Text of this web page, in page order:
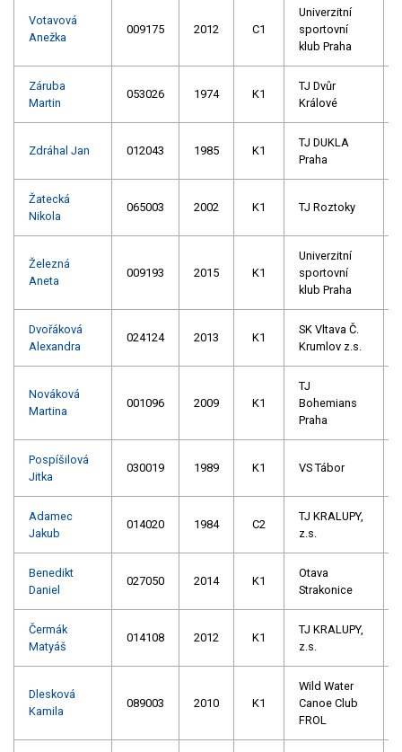
Votavová
Anežka
009175 2012 C1
Univerzitní
sportovní
klub Praha
Záruba
Martin
053026 1974 K1
TJ Dvůr
Králové
Zdráhal Jan 012043 1985 K1
TJ DUKLA
Praha
Žatecká
Nikola
065003 2002 K1 TJ Roztoky
Železná
Aneta
009193 2015 K1
Univerzitní
sportovní
klub Praha
Dvořáková
Alexandra
024124 2013 K1
SK Vltava Č.
Krumlov z.s.
Nováková
Martina
001096 2009 K1
TJ
Bohemians
Praha
Pospíšilová
Jitka
030019 1989 K1 VS Tábor
Adamec
Jakub
014020 1984 C2
TJ KRALUPY,
z.s.
Benedikt
Daniel
027050 2014 K1
Otava
Strakonice
Čermák
Matyáš
014108 2012 K1
TJ KRALUPY,
z.s.
Dlesková
Kamila
089003 2010 K1
Wild Water
Canoe Club
FROL